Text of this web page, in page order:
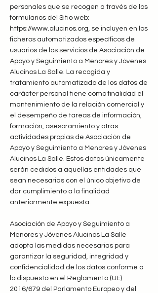
personales que se recogen a través de los
formularios del Sitio web:
https://www.alucinos.org, se incluyen en los
ficheros automatizados específicos de
usuarios de los servicios de Asociación de
Apoyo y Seguimiento a Menores y Jóvenes
Alucinos La Salle. La recogida y
tratamiento automatizado de los datos de
carácter personal tiene como finalidad el
mantenimiento de la relación comercial y
el desempeño de tareas de información,
formación, asesoramiento y otras
actividades propias de Asociación de
Apoyo y Seguimiento a Menores y Jóvenes
Alucinos La Salle. Estos datos únicamente
serán cedidos a aquellas entidades que
sean necesarias con el único objetivo de
dar cumplimiento a la finalidad
anteriormente expuesta.
Asociación de Apoyo y Seguimiento a
Menores y Jóvenes Alucinos La Salle
adopta las medidas necesarias para
garantizar la seguridad, integridad y
confidencialidad de los datos conforme a
lo dispuesto en el Reglamento (UE)
2016/679 del Parlamento Europeo y del